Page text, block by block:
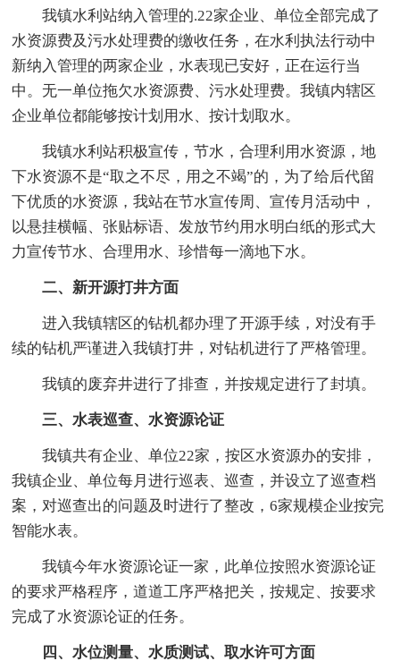
我镇水利站纳入管理的.22家企业、单位全部完成了
水资源费及污水处理费的缴收任务，在水利执法行动中
新纳入管理的两家企业，水表现已安好，正在运行当
中。无一单位拖欠水资源费、污水处理费。我镇内辖区
企业单位都能够按计划用水、按计划取水。
我镇水利站积极宣传，节水，合理利用水资源，地
下水资源不是“取之不尽，用之不竭”的，为了给后代留
下优质的水资源，我站在节水宣传周、宣传月活动中，
以悬挂横幅、张贴标语、发放节约用水明白纸的形式大
力宣传节水、合理用水、珍惜每一滴地下水。
二、新开源打井方面
进入我镇辖区的钻机都办理了开源手续，对没有手
续的钻机严谨进入我镇打井，对钻机进行了严格管理。
我镇的废弃井进行了排查，并按规定进行了封填。
三、水表巡查、水资源论证
我镇共有企业、单位22家，按区水资源办的安排，
我镇企业、单位每月进行巡表、巡查，并设立了巡查档
案，对巡查出的问题及时进行了整改，6家规模企业按完
智能水表。
我镇今年水资源论证一家，此单位按照水资源论证
的要求严格程序，道道工序严格把关，按规定、按要求
完成了水资源论证的任务。
四、水位测量、水质测试、取水许可方面